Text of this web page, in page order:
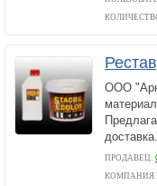
ООО
ПРОДАВЕЦ:
КОМПАНИЯ